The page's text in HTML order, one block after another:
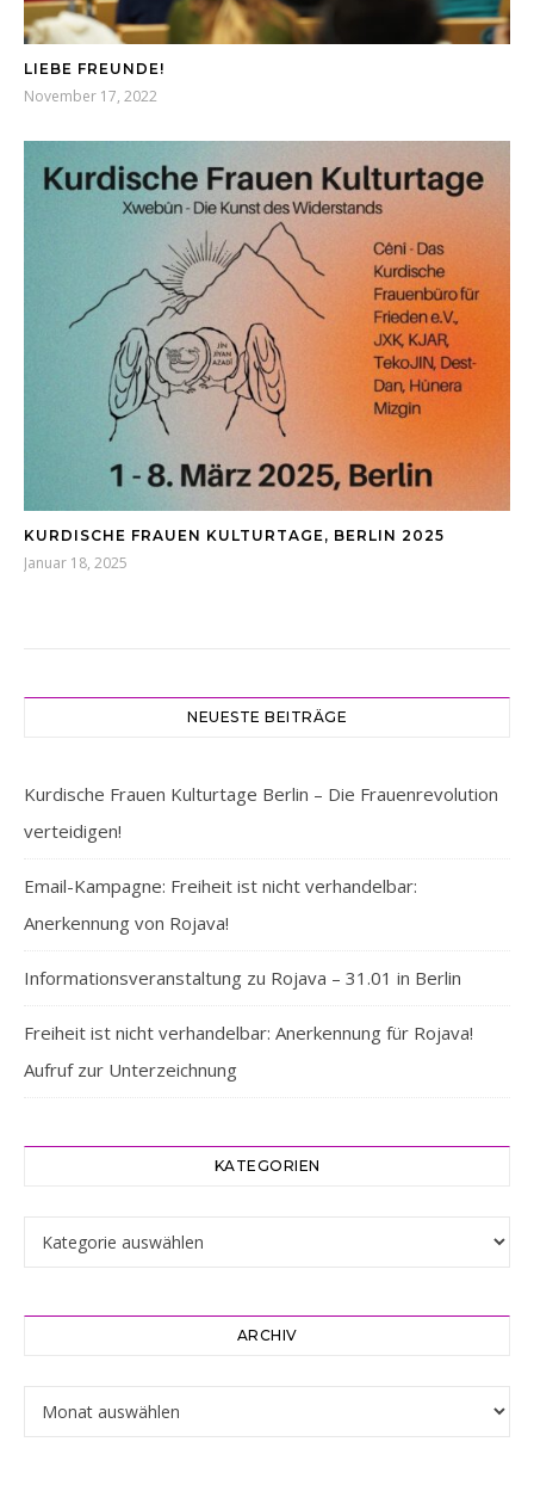
LIEBE FREUNDE!
November 17, 2022
KURDISCHE FRAUEN KULTURTAGE, BERLIN 2025
Januar 18, 2025
NEUESTE BEITRÄGE
Kurdische Frauen Kulturtage Berlin – Die Frauenrevolution
verteidigen!
Email-Kampagne: Freiheit ist nicht verhandelbar:
Anerkennung von Rojava!
Informationsveranstaltung zu Rojava – 31.01 in Berlin
Freiheit ist nicht verhandelbar: Anerkennung für Rojava!
Aufruf zur Unterzeichnung
KATEGORIEN
ARCHIV